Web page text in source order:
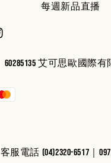
每週新品直播
60285135 艾可思歐國際有
客服電話 (04)2320-6517｜